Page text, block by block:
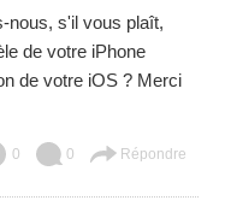
nous, s'il vous plaît,
de votre iPhone
de votre iOS ? Merci
0 0 Répondre